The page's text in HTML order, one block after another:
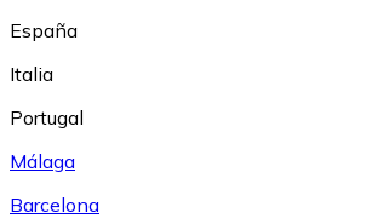
España
Italia
Portugal
Málaga
Barcelona